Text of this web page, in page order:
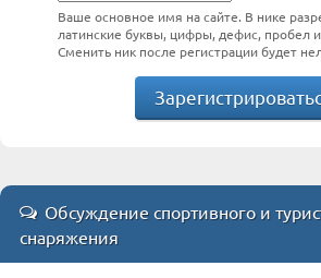
Ваше основное имя на сайте. В нике
латинские буквы, цифры, дефис, пробел
Сменить ник после регистрации будет
Обсуждение спортивного и
снаряжения